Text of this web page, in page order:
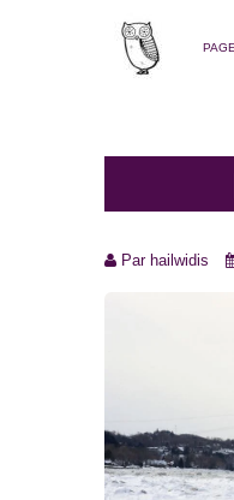
Par hailwidis